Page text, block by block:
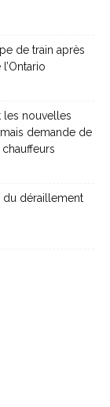
de train après
les nouvelles
demande de
du déraillement